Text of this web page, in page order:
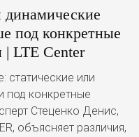
динамические
под конкретные
| LTE Center
статические или
под конкретные
Стеценко Денис,
объясняет различия,